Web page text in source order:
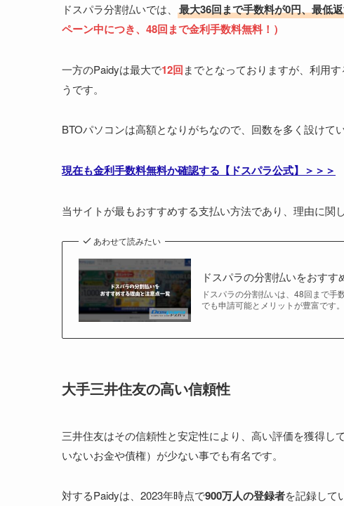
ドスパラ分割払いでは、 最大36回まで手数料が0円、最低
ペーン中につき、48回まで金利手数料無料！）
一方のPaidyは最大で12回までとなっておりますが、利用
うです。
BTOパソコンは高額となりがちなので、回数を多く設けて
現在も金利手数料無料か確認する【ドスパラ公式】＞＞＞
当サイトが最もおすすめする支払い方法であり、理由に関
あわせて読みたい
ドスパラの分割払いをおす
ドスパラの分割払いは、48回まで
でも申請可能とメリットが豊富です
大手三井住友の高い信頼性
三井住友はその信頼性と安定性により、高い評価を獲得し
いないお金や債権）が少ない事でも有名です。
対するPaidyは、2023年時点で900万人の登録者を記録して